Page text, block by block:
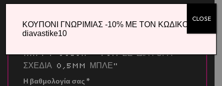
Κάνετε την πρώτη αξιολόγηση για το
HAPPY COLOR – FUN ΣΕ ΔΙΑΦΟΡΑ
ΣΧΕΔΙΑ 0,5mm ΜΠΛΕ”
Η βαθμολογία σας *
ΚΟΥΠΟΝΙ ΓΝΩΡΙΜΙΑΣ -10% ΜΕ ΤΟΝ ΚΩΔΙΚΟ
diavastike10
CLOSE